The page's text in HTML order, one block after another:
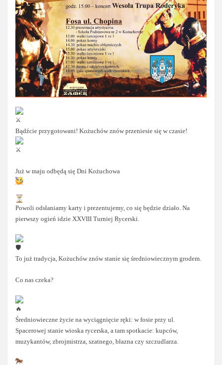
Bądźcie przygotowani! Kożuchów znów przeniesie się w czasie!
Już w maju odbędą się Dni Kożuchowa
Powoli odsłaniamy karty i prezentujemy, co się będzie działo. Na
pierwszy ogień idzie XXVIII Turniej Rycerski.
To już tradycja, Kożuchów znów stanie się średniowiecznym grodem.
Co nas czeka?
Średniowieczne życie na wyciągnięcie ręki: w fosie przy ul.
Spacerowej stanie wioska rycerska, a tam spotkacie: kupców,
muzykantów, zbrojmistrza, szatnego, błazna czy szczudlarza.